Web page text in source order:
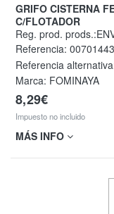
GRIFO CISTERNA FENYX VERTICAL 3/8 LATON
C/FLOTADOR
Reg. prod.
Referencia:
Referencia
Marca: FOMINAYA
8,29€
Impuesto no incluido
MÁS INFO